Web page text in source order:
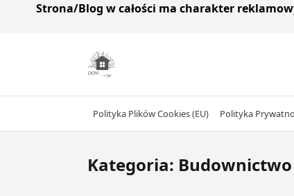
Strona/Blog w całości ma charakter
Polityka Plików Cookies (EU) Polityka
Kategoria: Budownictwo